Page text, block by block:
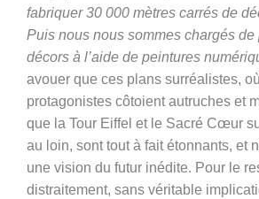
fabriquer 30 000 mètres carrés de
Puis nous nous sommes chargés de
décors à l’aide de peintures
avouer que ces plans surréalistes,
protagonistes côtoient autruches et
que la Tour Eiffel et le Sacré Cœur
au loin, sont tout à fait étonnants, et
une vision du futur inédite. Pour le
distraitement, sans véritable